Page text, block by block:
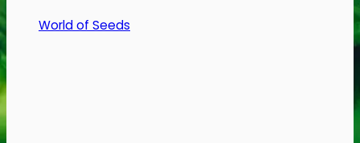
World of Seeds